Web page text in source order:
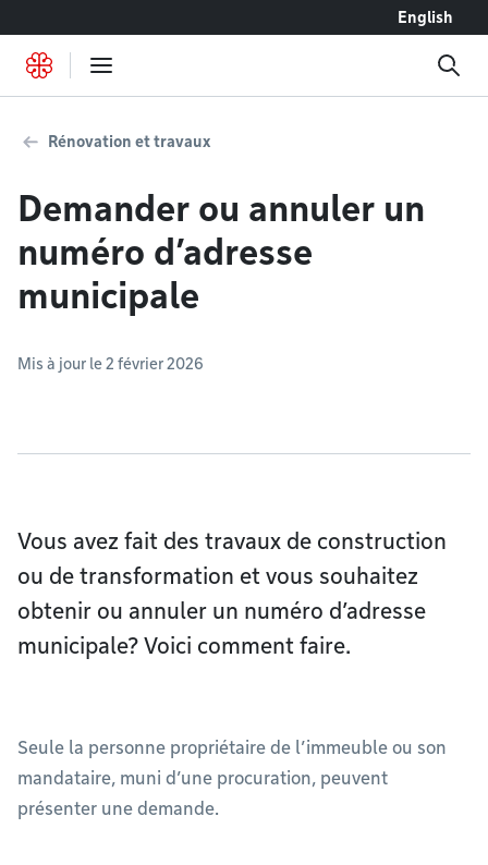
English
Rénovation et travaux
Demander ou annuler un
numéro d’adresse
municipale
Mis à jour le 2 février 2026
Vous avez fait des travaux de construction
ou de transformation et vous souhaitez
obtenir ou annuler un numéro d’adresse
municipale? Voici comment faire.
Seule la personne propriétaire de l’immeuble ou son
mandataire, muni d’une procuration, peuvent
présenter une demande.